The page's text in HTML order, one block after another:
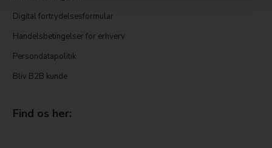
Digital fortrydelsesformular
Handelsbetingelser for erhverv
Persondatapolitik
Bliv B2B kunde
Find os her: